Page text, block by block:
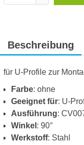
Beschreibung
für U-Profile zur
Farbe: ohne
Geeignet für: U-
Ausführung:
Winkel : 90°
Werkstoff: Stahl